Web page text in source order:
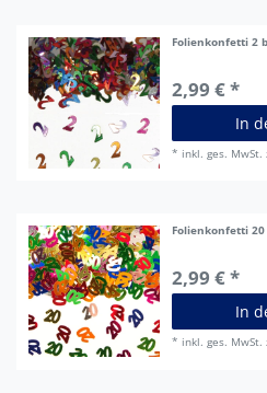
Folienkonfetti 2
2,99 € *
In
* inkl. ges. MwSt.
Folienkonfetti
2,99 € *
In
* inkl. ges. MwSt.